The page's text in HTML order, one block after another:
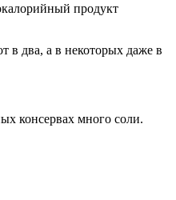
продукт
в два, а в некоторых даже в
консервах много соли.